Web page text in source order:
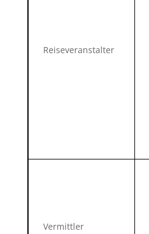
Reiseveranstalter
Vermittler